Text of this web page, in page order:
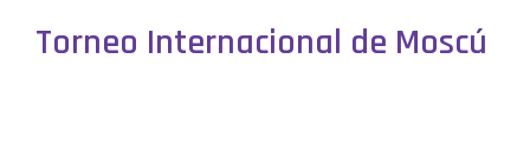
Torneo Internacional de Moscú